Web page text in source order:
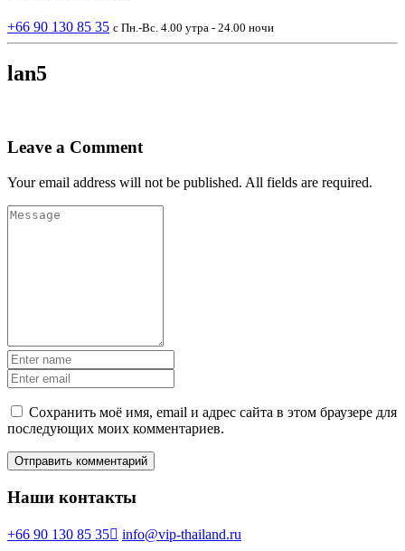
+66 90 130 85 35 с Пн.-Вс. 4.00 утра - 24.00 ночи
lan5
Leave a Comment
Your email address will not be published. All fields are required.
Сохранить моё имя, email и адрес сайта в этом браузере для
последующих моих комментариев.
Наши контакты
+66 90 130 85 35 info@vip-thailand.ru